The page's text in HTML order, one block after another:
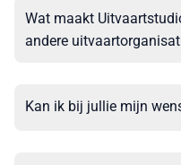
Wat maakt
andere
Kan ik bij jullie mijn